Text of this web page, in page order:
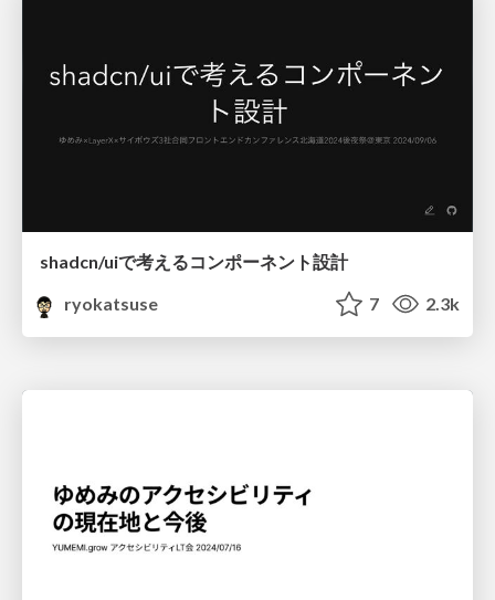
shadcn/uiで考えるコンポーネント設計
ryokatsuse
7 2.3k